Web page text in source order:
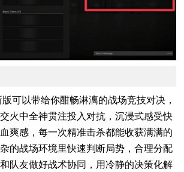
可以带给你酣畅淋漓的战场竞技对决，
火中全神贯注投入对抗，沉浸式感受快
爽感，每一次精准击杀都能收获满满的
的战场环境里快速判断局势，合理分配
队友做好战术协同，用冷静的决策化解